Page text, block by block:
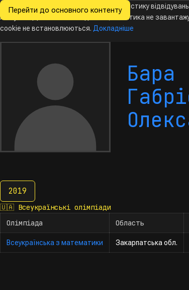
Перейти до основного контенту
Всеукраїнські
з інформатики
Бара
2019
2019
🇺🇦 Всеукраїнські олімпіади
Олімпіада
Область
Всеукраїнська з математики Закарпатська обл.
Ми хочемо збирати знеособлену статистику
Analytics. Доки ви не погодитесь, аналітика не
cookie не встановлюються. Докладніше